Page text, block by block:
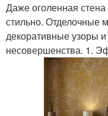
Даже оголенная
стильно. Отделочные
декоративные узоры
несовершенства. 1.